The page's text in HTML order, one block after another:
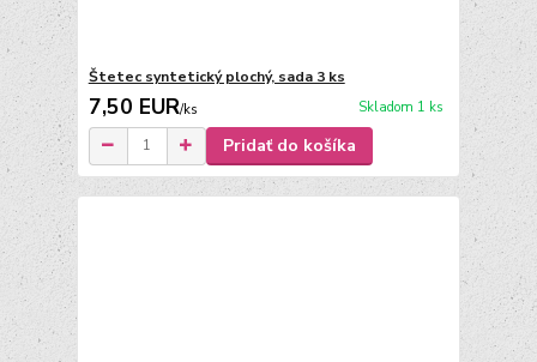
Štetec syntetický plochý, sada 3 ks
7,50 EUR/ks Skladom 1 ks
Pridať do košíka